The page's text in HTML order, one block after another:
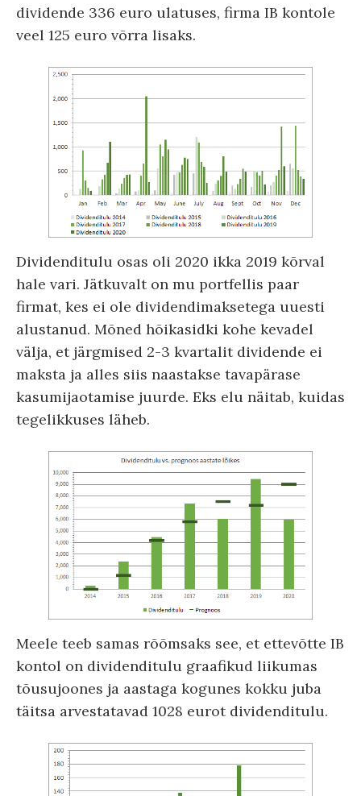
dividende 336 euro ulatuses, firma IB kontole
veel 125 euro võrra lisaks.
Dividenditulu osas oli 2020 ikka 2019 kõrval
hale vari. Jätkuvalt on mu portfellis paar
firmat, kes ei ole dividendimaksetega uuesti
alustanud. Mõned hõikasidki kohe kevadel
välja, et järgmised 2-3 kvartalit dividende ei
maksta ja alles siis naastakse tavapärase
kasumijaotamise juurde. Eks elu näitab, kuidas
tegelikkuses läheb.
Meele teeb samas rõõmsaks see, et ettevõtte IB
kontol on dividenditulu graafikud liikumas
tõusujoones ja aastaga kogunes kokku juba
täitsa arvestatavad 1028 eurot dividenditulu.